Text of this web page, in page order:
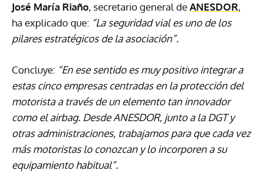
José María Riaño, secretario general deANESDOR,
ha explicado que: “La seguridad vial es uno de los
pilares estratégicos de la asociación”.
Concluye: “En ese sentido es muy positivo integrar a
estas cinco empresas centradas en la protección del
motorista a través de un elemento tan innovador
como el airbag. Desde ANESDOR, junto a la DGT y
otras administraciones, trabajamos para que cada vez
más motoristas lo conozcan y lo incorporen a su
equipamiento habitual”.